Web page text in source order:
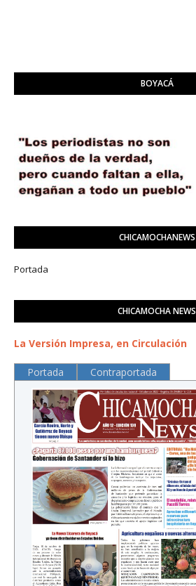
BOYACÁ
CHICAMOCHANEWS
Portada
CHICAMOCHA NEWS
La Versión Impresa, en Circulación
Portada Contraportada